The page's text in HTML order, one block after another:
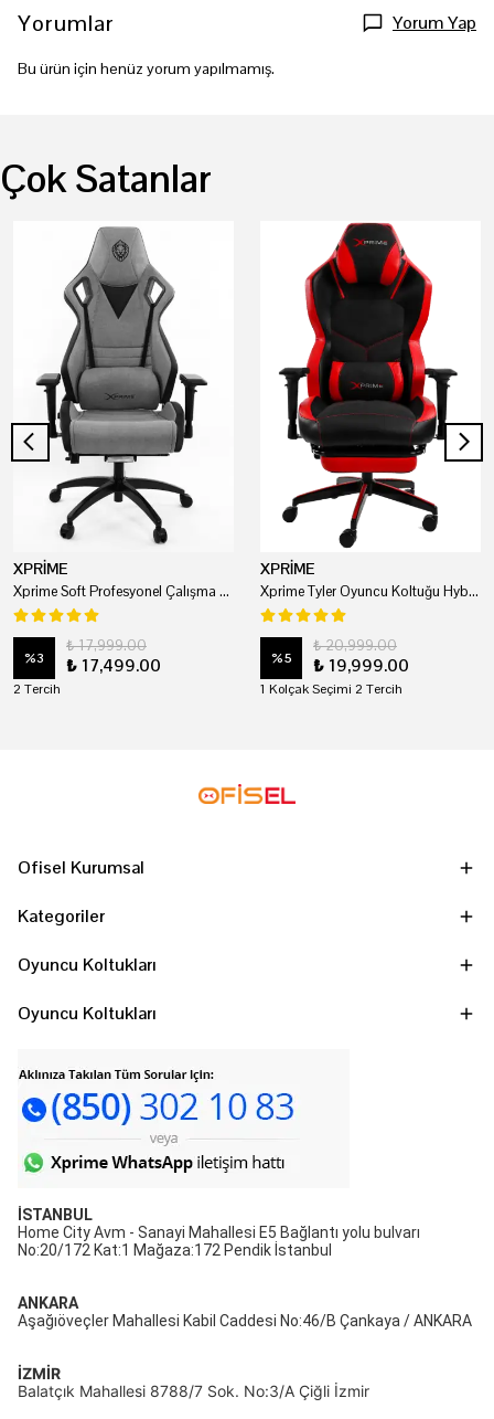
Yorumlar Yorum Yap
Bu ürün için henüz yorum yapılmamış.
Çok Satanlar
XPRİME
Xprime Soft Profesyonel Çalışma Ve Oyuncu Koltuğu
%3
₺ 17,999.00
₺ 17,499.00
2 Tercih
XPRİME
Xprime Tyler Oyuncu Koltuğu Hybrid Kumaş Kırmızı
%5
₺ 20,999.00
₺ 19,999.00
1 Kolçak Seçimi 2 Tercih
Ofisel Kurumsal
Kategoriler
Oyuncu Koltukları
Oyuncu Koltukları
İSTANBUL
Home City Avm - Sanayi Mahallesi E5 Bağlantı yolu bulvarı
No:20/172 Kat:1 Mağaza:172 Pendik İstanbul
ANKARA
Aşağıöveçler Mahallesi Kabil Caddesi No:46/B Çankaya / ANKARA
İZMİR
Balatçık Mahallesi 8788/7 Sok. No:3/A Çiğli İzmir